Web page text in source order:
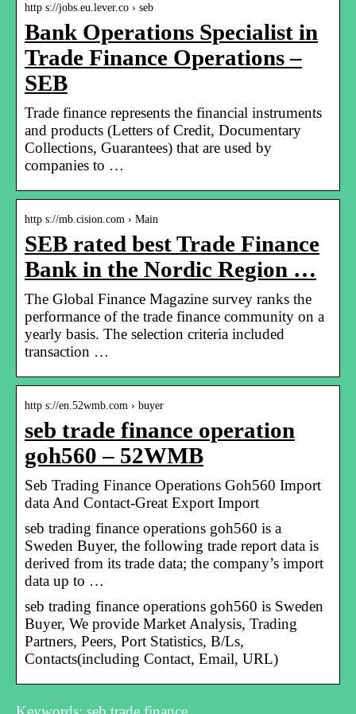
http s://jobs.eu.lever.co › seb
Bank Operations Specialist in
Trade Finance Operations –
SEB
Trade finance represents the financial instruments
and products (Letters of Credit, Documentary
Collections, Guarantees) that are used by
companies to …
http s://mb.cision.com › Main
SEB rated best Trade Finance
Bank in the Nordic Region …
The Global Finance Magazine survey ranks the
performance of the trade finance community on a
yearly basis. The selection criteria included
transaction …
http s://en.52wmb.com › buyer
seb trade finance operation
goh560 – 52WMB
Seb Trading Finance Operations Goh560 Import
data And Contact-Great Export Import
seb trading finance operations goh560 is a
Sweden Buyer, the following trade report data is
derived from its trade data; the company’s import
data up to …
seb trading finance operations goh560 is Sweden
Buyer, We provide Market Analysis, Trading
Partners, Peers, Port Statistics, B/Ls,
Contacts(including Contact, Email, URL)